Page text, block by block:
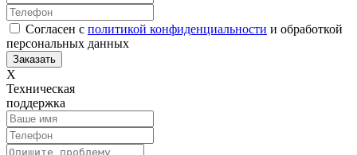
Согласен с политикой конфиденциальности и обработкой
персональных данных
Х
Техническая
поддержка